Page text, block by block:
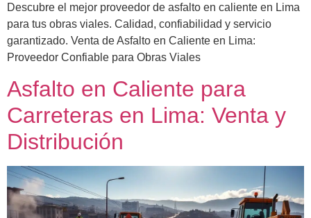
Descubre el mejor proveedor de asfalto en caliente en Lima
para tus obras viales. Calidad, confiabilidad y servicio
garantizado. Venta de Asfalto en Caliente en Lima:
Proveedor Confiable para Obras Viales
Asfalto en Caliente para
Carreteras en Lima: Venta y
Distribución